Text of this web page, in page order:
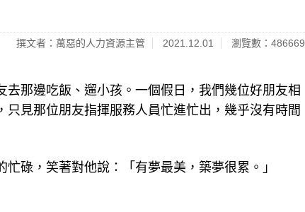
撰文者：萬惡的人力資源主管 2021.12.01 瀏覽數：486669
那邊吃飯、遛小孩。一個假日，我們幾位好朋友相
見那位朋友指揮服務人員忙進忙出，幾乎沒有時間
碌，笑著對他說：「有夢最美，築夢很累。」